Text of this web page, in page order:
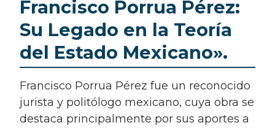
Francisco Porrua Pérez:
Su Legado en la Teoría
del Estado Mexicano».
Francisco Porrua Pérez fue un reconocido
jurista y politólogo mexicano, cuya obra se
destaca principalmente por sus aportes a